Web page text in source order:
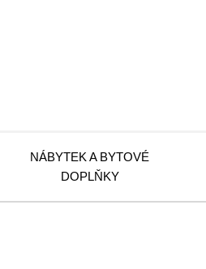
NÁBYTEK A BYTOVÉ
DOPLŇKY